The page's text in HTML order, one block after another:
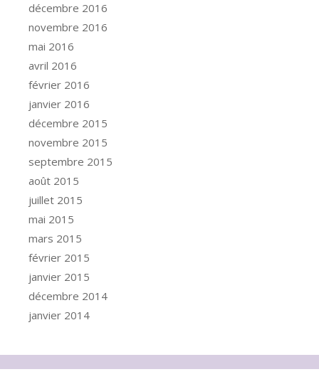
décembre 2016
novembre 2016
mai 2016
avril 2016
février 2016
janvier 2016
décembre 2015
novembre 2015
septembre 2015
août 2015
juillet 2015
mai 2015
mars 2015
février 2015
janvier 2015
décembre 2014
janvier 2014